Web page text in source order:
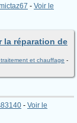
- Voir le
la réparation de
et chauffage -
- Voir le